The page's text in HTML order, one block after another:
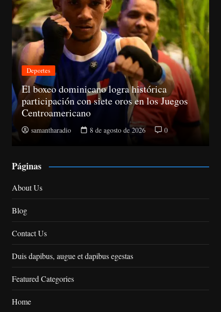
boxeo dominicano logra histórica
con siete oros en los Juegos
samantharadio 8 de agosto de 2026 0
la
Páginas
About Us
Blog
Contact Us
Duis dapibus, augue et dapibus egestas
Featured Categories
Home